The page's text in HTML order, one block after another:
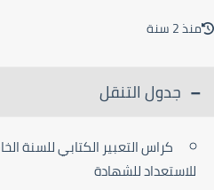
2 سنة
جدول التنقل
كراس التعبير الكتابي للسنة
للاستعداد للشهادة